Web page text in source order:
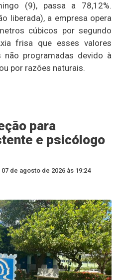
(9), passa a 78,12%.
liberada), a empresa opera
cúbicos por segundo
frisa que esses valores
programadas devido à
por razões naturais.
para
e psicólogo
07 de agosto de 2026 às 19:24